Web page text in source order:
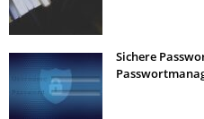
Sichere